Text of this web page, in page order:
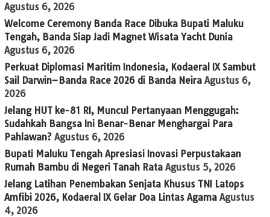
Agustus 6, 2026
Welcome Ceremony Banda Race Dibuka Bupati Maluku
Tengah, Banda Siap Jadi Magnet Wisata Yacht Dunia
Agustus 6, 2026
Perkuat Diplomasi Maritim Indonesia, Kodaeral IX Sambut
Sail Darwin–Banda Race 2026 di Banda Neira Agustus 6,
2026
Jelang HUT ke-81 RI, Muncul Pertanyaan Menggugah:
Sudahkah Bangsa Ini Benar-Benar Menghargai Para
Pahlawan? Agustus 6, 2026
Bupati Maluku Tengah Apresiasi Inovasi Perpustakaan
Rumah Bambu di Negeri Tanah Rata Agustus 5, 2026
Jelang Latihan Penembakan Senjata Khusus TNI Latops
Amfibi 2026, Kodaeral IX Gelar Doa Lintas Agama Agustus
4, 2026